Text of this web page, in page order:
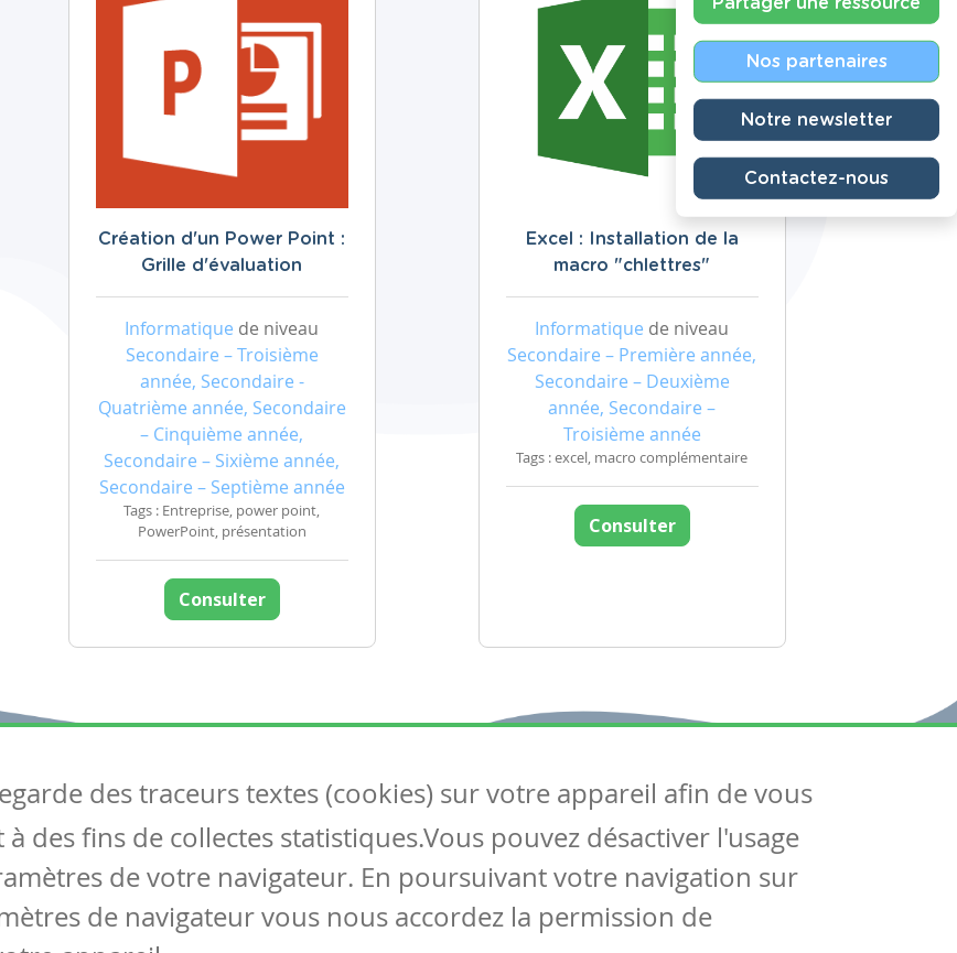
Création d'un Power Point :
Grille d'évaluation
Informatique de niveau
Secondaire – Troisième
année, Secondaire -
Quatrième année, Secondaire
– Cinquième année,
Secondaire – Sixième année,
Secondaire – Septième année
Tags : Entreprise, power point,
PowerPoint, présentation
Consulter
Excel : Installation de la
macro "chlettres"
Informatique de niveau
Secondaire – Première année,
Secondaire – Deuxième
année, Secondaire –
Troisième année
Tags : excel, macro complémentaire
Consulter
Nos partenaires
Notre newsletter
Contactez-nous
Articles
Tous les articles
Articles DYS
Circulaires
Suivez-nous
Contactez-nous
Soutien scolaire
des traceurs textes (cookies) sur votre appareil afin de vous
des fins de collectes statistiques.Vous pouvez désactiver l'usage
de votre navigateur. En poursuivant votre navigation sur
de navigateur vous nous accordez la permission de